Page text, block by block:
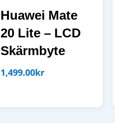
Huawei Mate
20 Lite – LCD
Skärmbyte
1,499.00kr